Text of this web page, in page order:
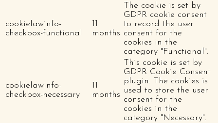
cookielawinfo-
checkbox-functional
11
months
The cookie is set by
GDPR cookie consent
to record the user
consent for the
cookies in the
category "Functional".
cookielawinfo-
checkbox-necessary
11
months
This cookie is set by
GDPR Cookie Consent
plugin. The cookies is
used to store the user
consent for the
cookies in the
category "Necessary".